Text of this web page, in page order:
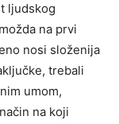
ljudskog
na prvi
nosi složenija
trebali
umom,
na koji